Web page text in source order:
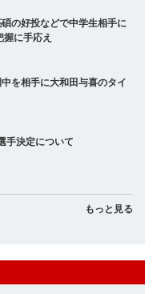
の好投などで中学生相手に
に手応え
を相手に大和田与喜のタイ
手決定について
もっと見る